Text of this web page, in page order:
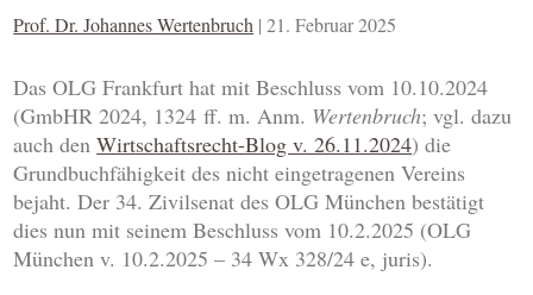
Prof. Dr. Johannes Wertenbruch |21. Februar 2025
Das OLG Frankfurt hat mit Beschluss vom 10.10.2024
(GmbHR 2024, 1324 ff. m. Anm. Wertenbruch; vgl. dazu
auch denWirtschaftsrecht-Blog v. 26.11.2024) die
Grundbuchfähigkeit des nicht eingetragenen Vereins
bejaht. Der 34. Zivilsenat des OLG München bestätigt
dies nun mit seinem Beschluss vom 10.2.2025 (OLG
München v. 10.2.2025 – 34 Wx 328/24 e, juris).